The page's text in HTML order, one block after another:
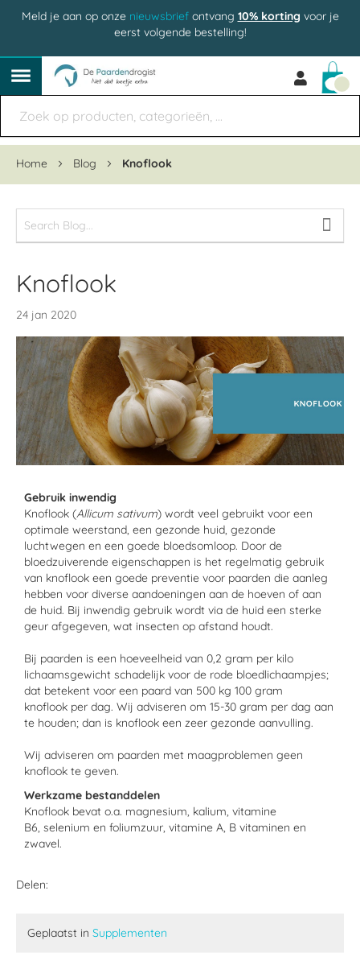
Meld je aan op onze nieuwsbriefontvang 10% korting voor je
eerst volgende bestelling!
Home Blog Knoflook
Knoflook
24 jan 2020
Gebruik inwendig
Knoflook (Allicum sativum) wordt veel gebruikt voor een
optimale weerstand, een gezonde huid, gezonde
luchtwegen en een goede bloedsomloop. Door de
bloedzuiverende eigenschappen is het regelmatig gebruik
van knoflook een goede preventie voor paarden die aanleg
hebben voor diverse aandoeningen aan de hoeven of aan
de huid. Bij inwendig gebruik wordt via de huid een sterke
geur afgegeven, wat insecten op afstand houdt.
Bij paarden is een hoeveelheid van 0,2 gram per kilo
lichaamsgewicht schadelijk voor de rode bloedlichaampjes;
dat betekent voor een paard van 500 kg 100 gram
knoflook per dag. Wij adviseren om 15-30 gram per dag aan
te houden; dan is knoflook een zeer gezonde aanvulling.
Wij adviseren om paarden met maagproblemen geen
knoflook te geven.
Werkzame bestanddelen
Knoflook bevat o.a. magnesium, kalium, vitamine
B6, selenium en foliumzuur, vitamine A, B vitaminen en
zwavel.
Delen:
Geplaatst in Supplementen